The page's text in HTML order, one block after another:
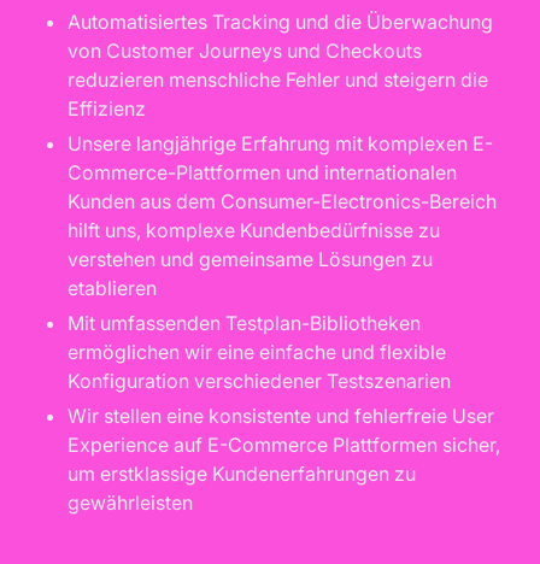
Automatisiertes Tracking und die Überwachung
von Customer Journeys und Checkouts
reduzieren menschliche Fehler und steigern die
Effizienz
Unsere langjährige Erfahrung mit komplexen E-
Commerce-Plattformen und internationalen
Kunden aus dem Consumer-Electronics-Bereich
hilft uns, komplexe Kundenbedürfnisse zu
verstehen und gemeinsame Lösungen zu
etablieren
Mit umfassenden Testplan-Bibliotheken
ermöglichen wir eine einfache und flexible
Konfiguration verschiedener Testszenarien
Wir stellen eine konsistente und fehlerfreie User
Experience auf E-Commerce Plattformen sicher,
um erstklassige Kundenerfahrungen zu
gewährleisten